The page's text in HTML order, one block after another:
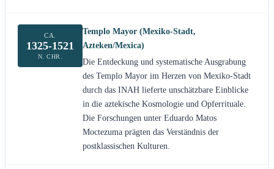
CA.
1325-1521
N. CHR.
Templo Mayor (Mexiko-Stadt,
Azteken/Mexica)
Die Entdeckung und systematische Ausgrabung
des Templo Mayor im Herzen von Mexiko-Stadt
durch das INAH lieferte unschätzbare Einblicke
in die aztekische Kosmologie und Opferrituale.
Die Forschungen unter Eduardo Matos
Moctezuma prägten das Verständnis der
postklassischen Kulturen.